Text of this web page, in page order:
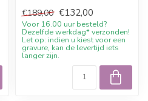
Willkommensraba...
€189,00 €132,00
Voor 16.00 uur besteld?
Dezelfde werkdag* verzonden!
Let op: indien u kiest voor een
gravure, kan de levertijd iets
langer zijn.